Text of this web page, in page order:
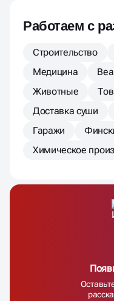
Работаем с
Строительство
Медицина
Животные
Доставка суши
Гаражи
Химическое